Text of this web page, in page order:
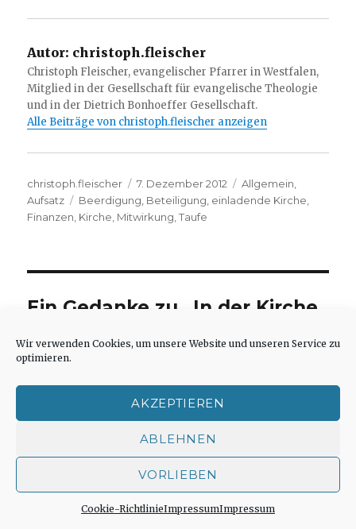
Wir verwenden Cookies, um unsere Website und unseren Service zu
optimieren.
AKZEPTIEREN
ABLEHNEN
VORLIEBEN
Cookie-RichtlinieImpressumImpressum
Autor: christoph.fleischer
Christoph Fleischer, evangelischer Pfarrer in Westfalen,
Mitglied in der Gesellschaft für evangelische Theologie
und in der Dietrich Bonhoeffer Gesellschaft.
Alle Beiträge von christoph.fleischer anzeigen
Autor
christoph.fleischer
Veröffentlicht
am
7. Dezember 2012 Kategorien
Allgemein
Aufsatz
Schlagwörter
Beerdigung Beteiligung einladende Kirche
Finanzen Kirche Mitwirkung ,Taufe
Ein Gedanke zu „In der Kirche
Christoph Fleischer, Werl
8. Dezember 2012 um 00:37 Uhr
Als Freund mittelalterlichen Mystiker in Ost